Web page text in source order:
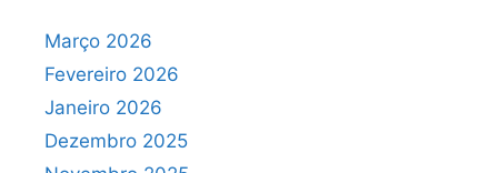
Março 2026
Fevereiro 2026
Janeiro 2026
Dezembro 2025